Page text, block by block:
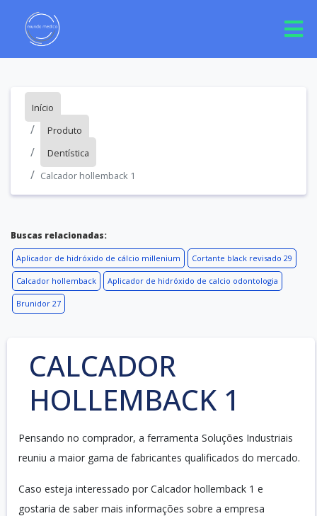
Início
Produto
Dentística
Calcador hollemback 1
Buscas relacionadas:
Aplicador de hidróxido de cálcio millenium Cortante black revisado 29
Calcador hollemback Aplicador de hidróxido de calcio odontologia
Brunidor 27
CALCADOR
HOLLEMBACK 1
Pensando no comprador, a ferramenta Soluções Industriais
reuniu a maior gama de fabricantes qualificados do mercado.
Caso esteja interessado por Calcador hollemback 1 e
gostaria de saber mais informações sobre a empresa